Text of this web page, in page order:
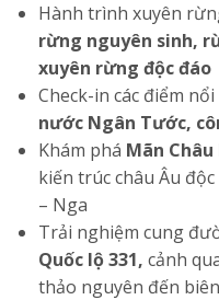
Hành trình xuyên
rừng nguyên sinh,
xuyên rừng độc đáo
Check-in các điểm nổi
nước Ngân Tước,
Khám phá Mãn Châu
kiến trúc châu Âu
– Nga
Trải nghiệm cung
Quốc lộ 331, cảnh
thảo nguyên đến